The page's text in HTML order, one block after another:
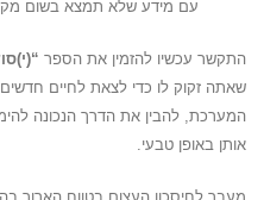
עם מידע שלא תמצא בשום
התקשר עכשיו להזמין את הספר
שאתה זקוק לו כדי לצאת לחיים
המערכת, להבין את הדרך הנכונה
אותן באופן טבעי.